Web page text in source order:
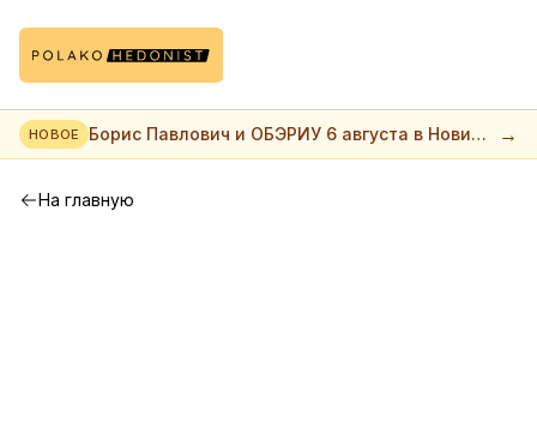
НОВОЕ
Борис Павлович и ОБЭРИУ 6 августа в Нови
саде
→
На главную